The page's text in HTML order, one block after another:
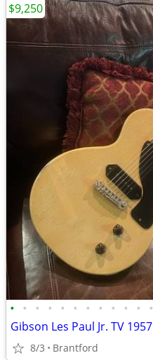
• • • • • • • • • • • •
Gibson Les Paul Jr. TV 1957
8/3 Brantford
$9,250